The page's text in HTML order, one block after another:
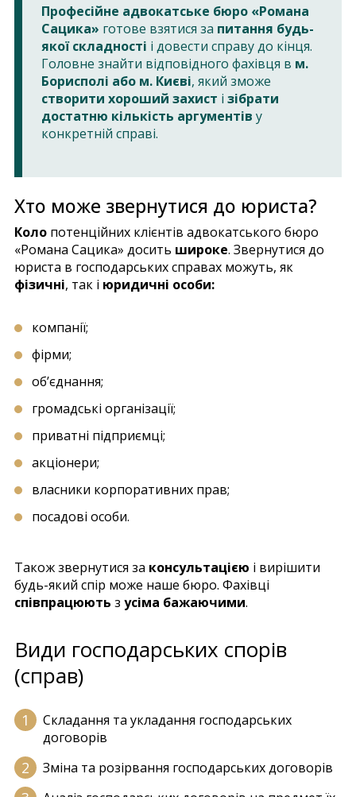
Професійне адвокатське бюро «Романа
Сацика» готове взятися за питання будь-
якої складності і довести справу до кінця.
Головне знайти відповідного фахівця в м.
Борисполі або м. Києві, який зможе
створити хороший захист і зібрати
достатню кількість аргументів у
конкретній справі.
Хто може звернутися до юриста?
Коло потенційних клієнтів адвокатського бюро
«Романа Сацика» досить широке. Звернутися до
юриста в господарських справах можуть, як
фізичні, так і юридичні особи:
компанії;
фірми;
об’єднання;
громадські організації;
приватні підприємці;
акціонери;
власники корпоративних прав;
посадові особи.
Також звернутися за консультацією і вирішити
будь-який спір може наше бюро. Фахівці
співпрацюють з усіма бажаючими.
Види господарських спорів
(справ)
Складання та укладання господарських
договорів
Зміна та розірвання господарських договорів